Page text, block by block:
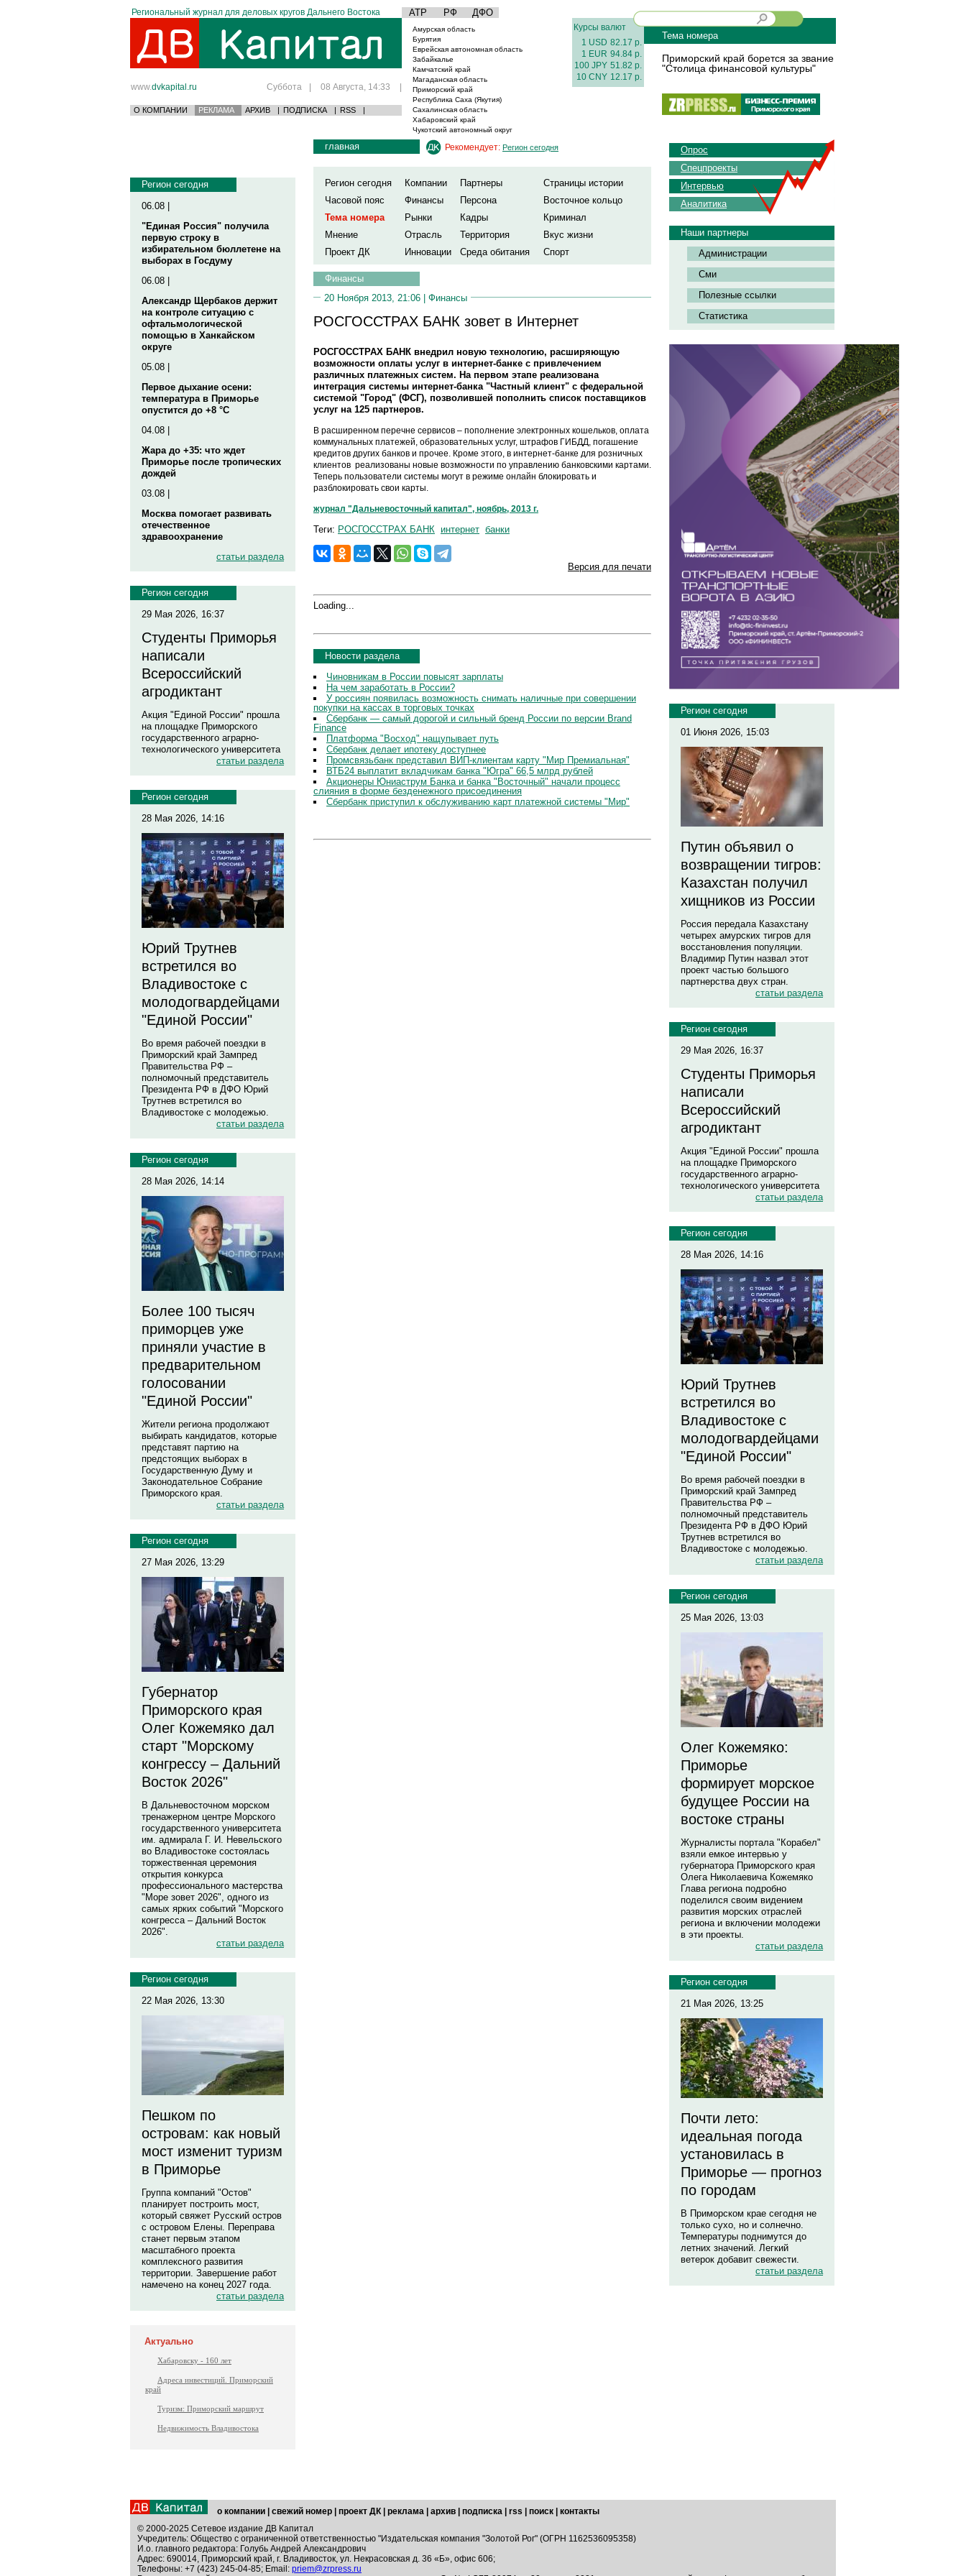
Региональный журнал для деловых кругов Дальнего Востока АТР РФ ДФО
www.dvkapital.ru Суббота | 08 Августа, 14:33 |
О КОМПАНИИ РЕКЛАМА АРХИВ | ПОДПИСКА | RSS |
Амурская область
Бурятия
Еврейская автономная область
Забайкалье
Камчатский край
Магаданская область
Приморский край
Республика Саха (Якутия)
Сахалинская область
Хабаровский край
Чукотский автономный округ
Курсы валют
1 USD 82.17 р.
1 EUR 94.84 р.
100 JPY 51.82 р.
10 CNY 12.17 р.
Тема номера
Приморский край борется за звание
"Столица финансовой культуры"
Регион сегодня
06.08 |
"Единая Россия" получила
первую строку в
избирательном бюллетене на
выборах в Госдуму
06.08 |
Александр Щербаков держит
на контроле ситуацию с
офтальмологической
помощью в Ханкайском
округе
05.08 |
Первое дыхание осени:
температура в Приморье
опустится до +8 °C
04.08 |
Жара до +35: что ждет
Приморье после тропических
дождей
03.08 |
Москва помогает развивать
отечественное
здравоохранение
статьи раздела
Регион сегодня
29 Мая 2026, 16:37
Студенты Приморья
написали
Всероссийский
агродиктант
Акция "Единой России" прошла
на площадке Приморского
государственного аграрно-
технологического университета
статьи раздела
Регион сегодня
28 Мая 2026, 14:16
Юрий Трутнев
встретился во
Владивостоке с
молодогвардейцами
"Единой России"
Во время рабочей поездки в
Приморский край Зампред
Правительства РФ –
полномочный представитель
Президента РФ в ДФО Юрий
Трутнев встретился во
Владивостоке с молодежью.
статьи раздела
Регион сегодня
28 Мая 2026, 14:14
Более 100 тысяч
приморцев уже
приняли участие в
предварительном
голосовании
"Единой России"
Жители региона продолжают
выбирать кандидатов, которые
представят партию на
предстоящих выборах в
Государственную Думу и
Законодательное Собрание
Приморского края.
статьи раздела
Регион сегодня
27 Мая 2026, 13:29
Губернатор
Приморского края
Олег Кожемяко дал
старт "Морскому
конгрессу – Дальний
Восток 2026"
В Дальневосточном морском
тренажерном центре Морского
государственного университета
им. адмирала Г. И. Невельского
во Владивостоке состоялась
торжественная церемония
открытия конкурса
профессионального мастерства
"Море зовет 2026", одного из
самых ярких событий "Морского
конгресса – Дальний Восток
2026".
статьи раздела
Регион сегодня
22 Мая 2026, 13:30
Пешком по
островам: как новый
мост изменит туризм
в Приморье
Группа компаний "Остов"
планирует построить мост,
который свяжет Русский остров
с островом Елены. Переправа
станет первым этапом
масштабного проекта
комплексного развития
территории. Завершение работ
намечено на конец 2027 года.
статьи раздела
Актуально
Хабаровску - 160 лет
Адреса инвестиций. Приморский
край
Туризм: Приморский маршрут
Недвижимость Владивостока
главная Рекомендует: Регион сегодня
Регион сегодня Компании Партнеры
Страницы истории
Часовой пояс
Финансы Персона
Восточное кольцо
Тема номера
Рынки Кадры
Криминал
Мнение
Отрасль Территория
Вкус жизни
Проект ДК
Инновации Среда обитания Спорт
Финансы
20 Ноября 2013, 21:06 | Финансы
РОСГОССТРАХ БАНК зовет в Интернет
РОСГОССТРАХ БАНК внедрил новую технологию, расширяющую
возможности оплаты услуг в интернет-банке с привлечением
различных платежных систем. На первом этапе реализована
интеграция системы интернет-банка "Частный клиент" с федеральной
системой "Город" (ФСГ), позволившей пополнить список поставщиков
услуг на 125 партнеров.
В расширенном перечне сервисов – пополнение электронных кошельков, оплата
коммунальных платежей, образовательных услуг, штрафов ГИБДД, погашение
кредитов других банков и прочее. Кроме этого, в интернет-банке для розничных
клиентов реализованы новые возможности по управлению банковскими картами.
Теперь пользователи системы могут в режиме онлайн блокировать и
разблокировать свои карты.
журнал "Дальневосточный капитал", ноябрь, 2013 г.
Теги: РОСГОССТРАХ БАНК интернет банки
Версия для печати
Loading...
Новости раздела
Чиновникам в России повысят зарплаты
На чем заработать в России?
У россиян появилась возможность снимать наличные при совершении
покупки на кассах в торговых точках
Сбербанк — самый дорогой и сильный бренд России по версии Brand
Finance
Платформа "Восход" нащупывает путь
Сбербанк делает ипотеку доступнее
Промсвязьбанк представил ВИП-клиентам карту "Мир Премиальная"
ВТБ24 выплатит вкладчикам банка "Югра" 66,5 млрд рублей
Акционеры Юниаструм Банка и банка "Восточный" начали процесс
слияния в форме безденежного присоединения
Сбербанк приступил к обслуживанию карт платежной системы "Мир"
Опрос
Спецпроекты
Интервью
Аналитика
Наши партнеры
Администрации
Сми
Полезные ссылки
Статистика
Регион сегодня
01 Июня 2026, 15:03
Путин объявил о
возвращении тигров:
Казахстан получил
хищников из России
Россия передала Казахстану
четырех амурских тигров для
восстановления популяции.
Владимир Путин назвал этот
проект частью большого
партнерства двух стран.
статьи раздела
Регион сегодня
29 Мая 2026, 16:37
Студенты Приморья
написали
Всероссийский
агродиктант
Акция "Единой России" прошла
на площадке Приморского
государственного аграрно-
технологического университета
статьи раздела
Регион сегодня
28 Мая 2026, 14:16
Юрий Трутнев
встретился во
Владивостоке с
молодогвардейцами
"Единой России"
Во время рабочей поездки в
Приморский край Зампред
Правительства РФ –
полномочный представитель
Президента РФ в ДФО Юрий
Трутнев встретился во
Владивостоке с молодежью.
статьи раздела
Регион сегодня
25 Мая 2026, 13:03
Олег Кожемяко:
Приморье
формирует морское
будущее России на
востоке страны
Журналисты портала "Корабел"
взяли емкое интервью у
губернатора Приморского края
Олега Николаевича Кожемяко
Глава региона подробно
поделился своим видением
развития морских отраслей
региона и включении молодежи
в эти проекты.
статьи раздела
Регион сегодня
21 Мая 2026, 13:25
Почти лето:
идеальная погода
установилась в
Приморье — прогноз
по городам
В Приморском крае сегодня не
только сухо, но и солнечно.
Температуры поднимутся до
летних значений. Легкий
ветерок добавит свежести.
статьи раздела
о компании свежий номер проект ДК реклама архив подписка rss поиск
контакты
© 2000-2025 Сетевое издание ДВ Капитал
Учредитель: Общество с ограниченной ответственностью "Издательская компания "Золотой Рог" (ОГРН 1162536095358)
И.о. главного редактора: Голубь Андрей Александрович
Адрес: 690014, Приморский край, г. Владивосток, ул. Некрасовская д. 36 «Б», офис 606;
Телефоны: +7 (423) 245-04-85; Email: priem@zrpress.ru